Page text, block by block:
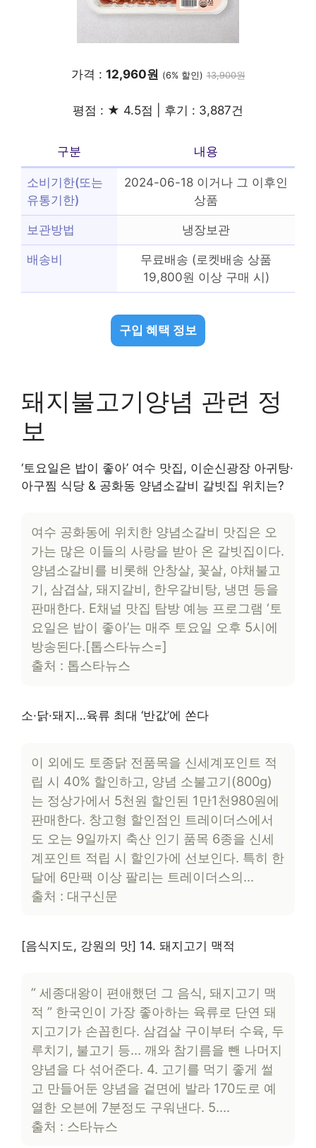
가격 : 12,960원 (6% 할인) 13,900원
평점 : ★ 4.5점 | 후기 : 3,887건
구분 내용
소비기한(또는
유통기한)
2024-06-18 이거나 그 이후인
상품
보관방법 냉장보관
배송비
무료배송 (로켓배송 상품
19,800원 이상 구매 시)
구입 혜택 정보
돼지불고기양념 관련 정
보
‘토요일은 밥이 좋아’ 여수 맛집, 이순신광장 아귀탕·
아구찜 식당 & 공화동 양념소갈비 갈빗집 위치는?
여수 공화동에 위치한 양념소갈비 맛집은 오
가는 많은 이들의 사랑을 받아 온 갈빗집이다.
양념소갈비를 비롯해 안창살, 꽃살, 야채불고
기, 삼겹살, 돼지갈비, 한우갈비탕, 냉면 등을
판매한다. E채널 맛집 탐방 예능 프로그램 ‘토
요일은 밥이 좋아’는 매주 토요일 오후 5시에
방송된다.[톱스타뉴스=]
출처 : 톱스타뉴스
소·닭·돼지…육류 최대 ‘반값’에 쏜다
이 외에도 토종닭 전품목을 신세계포인트 적
립 시 40% 할인하고, 양념 소불고기(800g)
는 정상가에서 5천원 할인된 1만1천980원에
판매한다. 창고형 할인점인 트레이더스에서
도 오는 9일까지 축산 인기 품목 6종을 신세
계포인트 적립 시 할인가에 선보인다. 특히 한
달에 6만팩 이상 팔리는 트레이더스의…
출처 : 대구신문
[음식지도, 강원의 맛] 14. 돼지고기 맥적
” 세종대왕이 편애했던 그 음식, 돼지고기 맥
적 ” 한국인이 가장 좋아하는 육류로 단연 돼
지고기가 손꼽힌다. 삼겹살 구이부터 수육, 두
루치기, 불고기 등… 깨와 참기름을 뺀 나머지
양념을 다 섞어준다. 4. 고기를 먹기 좋게 썰
고 만들어둔 양념을 겉면에 발라 170도로 예
열한 오븐에 7분정도 구워낸다. 5….
출처 : 스타뉴스